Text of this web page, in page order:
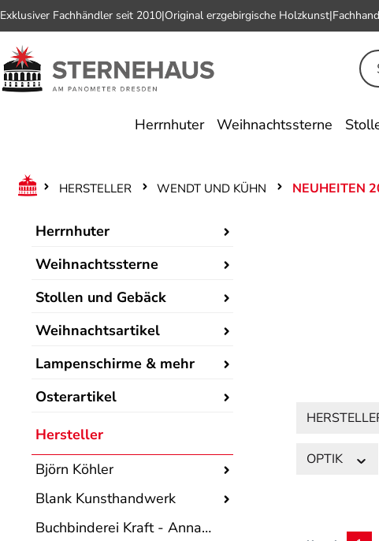
Hauptinhalt springen
Zur Suche springen
Zur Hauptnavigation springen
Exklusiver Fachhändler seit 2010|Original erzgebirgische Holzkunst|
Herrnhuter Weihnachtssterne
HERSTELLER WENDT UND KÜHN NEUHEITEN
Herrnhuter
Weihnachtssterne
Stollen und Gebäck
Weihnachtsartikel
Lampenschirme & mehr
Osterartikel
Hersteller
Björn Köhler
Blank Kunsthandwerk
Buchbinderei Kraft - Annaberger Sterne
OPTIK